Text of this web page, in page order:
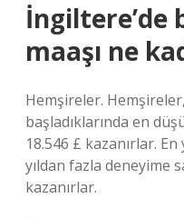
İngiltere’de
maaşı ne
Hemşireler.
başladıklarında en
18.546 £ kazanırlar.
yıldan fazla deneyime
kazanırlar.